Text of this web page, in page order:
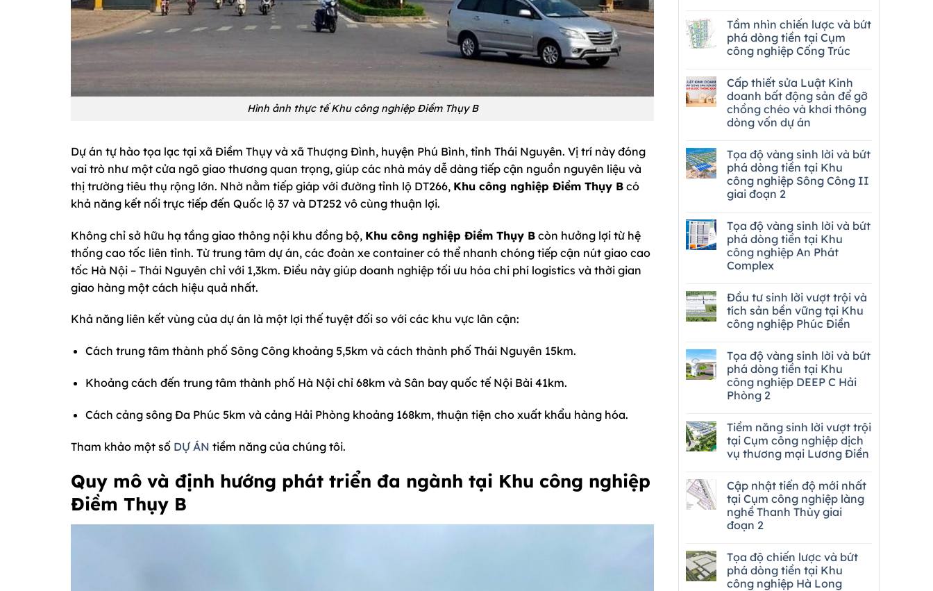
Hình ảnh thực tế Khu công nghiệp Điềm Thụy B
Dự án tự hào tọa lạc tại xã Điềm Thụy và xã Thượng Đình, huyện Phú Bình, tỉnh Thái Nguyên. Vị trí này đóng
vai trò như một cửa ngõ giao thương quan trọng, giúp các nhà máy dễ dàng tiếp cận nguồn nguyên liệu và
thị trường tiêu thụ rộng lớn. Nhờ nằm tiếp giáp với đường tỉnh lộ DT266, Khu công nghiệp Điềm Thụy B có
khả năng kết nối trực tiếp đến Quốc lộ 37 và DT252 vô cùng thuận lợi.
Không chỉ sở hữu hạ tầng giao thông nội khu đồng bộ, Khu công nghiệp Điềm Thụy B còn hưởng lợi từ hệ
thống cao tốc liên tỉnh. Từ trung tâm dự án, các đoàn xe container có thể nhanh chóng tiếp cận nút giao cao
tốc Hà Nội – Thái Nguyên chỉ với 1,3km. Điều này giúp doanh nghiệp tối ưu hóa chi phí logistics và thời gian
giao hàng một cách hiệu quả nhất.
Khả năng liên kết vùng của dự án là một lợi thế tuyệt đối so với các khu vực lân cận:
Cách trung tâm thành phố Sông Công khoảng 5,5km và cách thành phố Thái Nguyên 15km.
Khoảng cách đến trung tâm thành phố Hà Nội chỉ 68km và Sân bay quốc tế Nội Bài 41km.
Cách cảng sông Đa Phúc 5km và cảng Hải Phòng khoảng 168km, thuận tiện cho xuất khẩu hàng hóa.
Tham khảo một số DỰ ÁN tiềm năng của chúng tôi.
Quy mô và định hướng phát triển đa ngành tại Khu công nghiệp
Điềm Thụy B
Tầm nhìn chiến lược và bứt
phá dòng tiền tại Cụm
công nghiệp Cống Trúc
Cấp thiết sửa Luật Kinh
doanh bất động sản để gỡ
chồng chéo và khơi thông
dòng vốn dự án
Tọa độ vàng sinh lời và bứt
phá dòng tiền tại Khu
công nghiệp Sông Công II
giai đoạn 2
Tọa độ vàng sinh lời và bứt
phá dòng tiền tại Khu
công nghiệp An Phát
Complex
Đầu tư sinh lời vượt trội và
tích sản bền vững tại Khu
công nghiệp Phúc Điền
Tọa độ vàng sinh lời và bứt
phá dòng tiền tại Khu
công nghiệp DEEP C Hải
Phòng 2
Tiềm năng sinh lời vượt trội
tại Cụm công nghiệp dịch
vụ thương mại Lương Điền
Cập nhật tiến độ mới nhất
tại Cụm công nghiệp làng
nghề Thanh Thùy giai
đoạn 2
Tọa độ chiến lược và bứt
phá dòng tiền tại Khu
công nghiệp Hà Long